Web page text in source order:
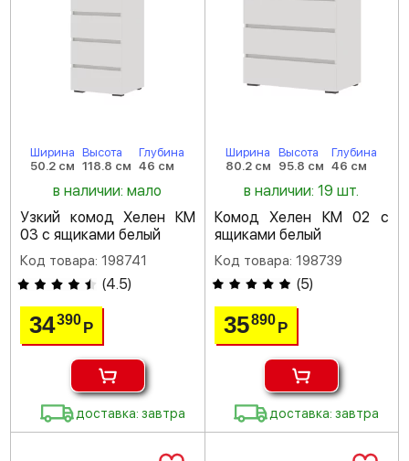
Ширина
50.2 см
Высота
118.8 см
Глубина
46 см
в наличии: мало
Узкий комод Хелен КМ
03 с ящиками белый
Код товара: 198741
(4.5)
34390Р
доставка: завтра
Ширина
80.2 см
Высота
95.8 см
Глубина
46 см
в наличии: 19 шт.
Комод Хелен КМ 02 с
ящиками белый
Код товара: 198739
(5)
35890 Р
доставка: завтра